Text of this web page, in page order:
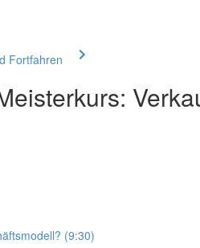
Fortfahren
(9:30)